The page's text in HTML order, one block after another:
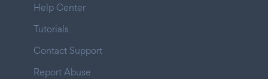
Help Center
Tutorials
Contact Support
Report Abuse